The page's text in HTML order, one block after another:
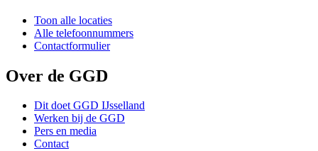
Toon alle locaties
Alle telefoonnummers
Contactformulier
Over de GGD
Dit doet GGD IJsselland
Werken bij de GGD
Pers en media
Contact